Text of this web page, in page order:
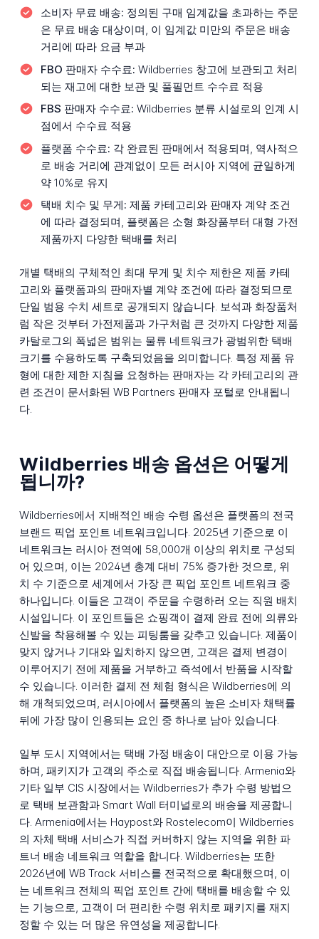
소비자 무료 배송: 정의된 구매 임계값을 초과하는 주문
은 무료 배송 대상이며, 이 임계값 미만의 주문은 배송
거리에 따라 요금 부과
FBO 판매자 수수료: Wildberries 창고에 보관되고 처리
되는 재고에 대한 보관 및 풀필먼트 수수료 적용
FBS 판매자 수수료: Wildberries 분류 시설로의 인계 시
점에서 수수료 적용
플랫폼 수수료: 각 완료된 판매에서 적용되며, 역사적으
로 배송 거리에 관계없이 모든 러시아 지역에 균일하게
약 10%로 유지
택배 치수 및 무게: 제품 카테고리와 판매자 계약 조건
에 따라 결정되며, 플랫폼은 소형 화장품부터 대형 가전
제품까지 다양한 택배를 처리
개별 택배의 구체적인 최대 무게 및 치수 제한은 제품 카테
고리와 플랫폼과의 판매자별 계약 조건에 따라 결정되므로
단일 범용 수치 세트로 공개되지 않습니다. 보석과 화장품처
럼 작은 것부터 가전제품과 가구처럼 큰 것까지 다양한 제품
카탈로그의 폭넓은 범위는 물류 네트워크가 광범위한 택배
크기를 수용하도록 구축되었음을 의미합니다. 특정 제품 유
형에 대한 제한 지침을 요청하는 판매자는 각 카테고리의 관
련 조건이 문서화된 WB Partners 판매자 포털로 안내됩니
다.
Wildberries 배송 옵션은 어떻게
됩니까?
Wildberries에서 지배적인 배송 수령 옵션은 플랫폼의 전국
브랜드 픽업 포인트 네트워크입니다. 2025년 기준으로 이
네트워크는 러시아 전역에 58,000개 이상의 위치로 구성되
어 있으며, 이는 2024년 총계 대비 75% 증가한 것으로, 위
치 수 기준으로 세계에서 가장 큰 픽업 포인트 네트워크 중
하나입니다. 이들은 고객이 주문을 수령하러 오는 직원 배치
시설입니다. 이 포인트들은 쇼핑객이 결제 완료 전에 의류와
신발을 착용해볼 수 있는 피팅룸을 갖추고 있습니다. 제품이
맞지 않거나 기대와 일치하지 않으면, 고객은 결제 변경이
이루어지기 전에 제품을 거부하고 즉석에서 반품을 시작할
수 있습니다. 이러한 결제 전 체험 형식은 Wildberries에 의
해 개척되었으며, 러시아에서 플랫폼의 높은 소비자 채택률
뒤에 가장 많이 인용되는 요인 중 하나로 남아 있습니다.
일부 도시 지역에서는 택배 가정 배송이 대안으로 이용 가능
하며, 패키지가 고객의 주소로 직접 배송됩니다. Armenia와
기타 일부 CIS 시장에서는 Wildberries가 추가 수령 방법으
로 택배 보관함과 Smart Wall 터미널로의 배송을 제공합니
다. Armenia에서는 Haypost와 Rostelecom이 Wildberries
의 자체 택배 서비스가 직접 커버하지 않는 지역을 위한 파
트너 배송 네트워크 역할을 합니다. Wildberries는 또한
2026년에 WB Track 서비스를 전국적으로 확대했으며, 이
는 네트워크 전체의 픽업 포인트 간에 택배를 배송할 수 있
는 기능으로, 고객이 더 편리한 수령 위치로 패키지를 재지
정할 수 있는 더 많은 유연성을 제공합니다.